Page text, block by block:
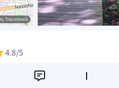
Tracestrack
4.8/5